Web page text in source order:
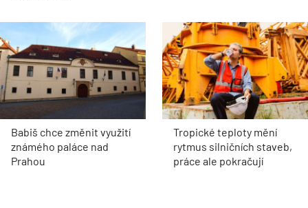
Babiš chce změnit využití
známého paláce nad
Prahou
Tropické teploty mění
rytmus silničních staveb,
práce ale pokračují